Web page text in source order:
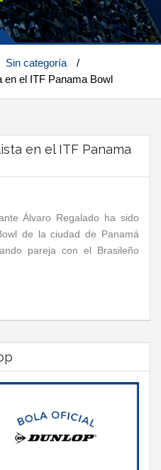
Sin categoría
/
en el ITF Panama Bowl
en el ITF Panama
Álvaro Regalado ha sido
de la ciudad de Panamá
pareja con el Brasileño